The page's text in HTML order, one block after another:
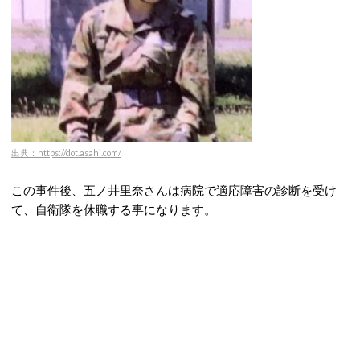
出典：https://dot.asahi.com/
この事件後、五ノ井里奈さんは病院で適応障害の診断を受け
て、自衛隊を休職する事になります。